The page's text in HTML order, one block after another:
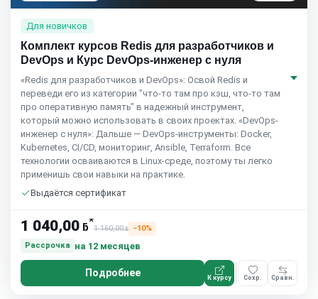
Для новичков
Комплект курсов Redis для разработчиков и
DevOps и Курс DevOps-инженер с нуля
«Redis для разработчиков и DevOps»: Освой Redis и
переведи его из категории "что-то там про кэш, что-то там
про оперативную память" в надежный инструмент,
который можно использовать в своих проектах. «DevOps-
инженер с нуля»: Дальше — DevOps-инструменты: Docker,
Kubernetes, CI/CD, мониторинг, Ansible, Terraform. Все
технологии осваиваются в Linux-среде, поэтому ты легко
применишь свои навыки на практике.
Выдаётся сертификат
1 040,00 ƃ*
1 160,00ƃ
−10%
Рассрочка
на 12 месяцев
Подробнее К курсу Сохр. Сравн.